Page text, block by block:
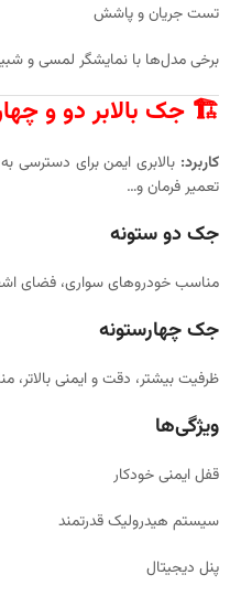
تست جریان و پاشش
برخی مدل‌ها با نمایشگر لمسی و
🏗 جک بالابر دو و
کاربرد: بالابری ایمن برای
تعمیر فرمان و…
جک دو ستونه
مناسب خودروهای سواری، فضای
جک چهارستونه
ظرفیت بیشتر، دقت و ایمنی بالاتر،
ویژگی‌ها
قفل ایمنی خودکار
سیستم هیدرولیک قدرتمند
پنل دیجیتال